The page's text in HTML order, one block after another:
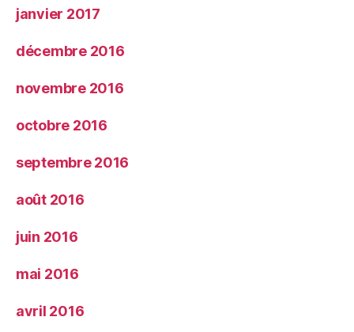
janvier 2017
décembre 2016
novembre 2016
octobre 2016
septembre 2016
août 2016
juin 2016
mai 2016
avril 2016